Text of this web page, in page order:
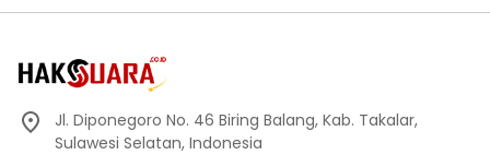
Jl. Diponegoro No. 46 Biring Balang, Kab. Takalar,
Sulawesi Selatan, Indonesia